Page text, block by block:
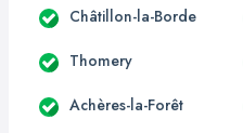
Châtillon-la-Borde
Thomery
Achères-la-Forêt